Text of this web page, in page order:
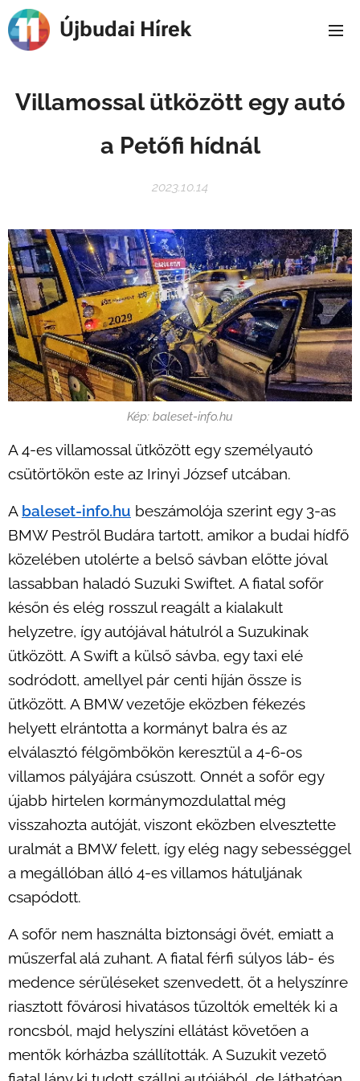
Újbudai Hírek
Villamossal ütközött egy autó
a Petőfi hídnál
2023.10.14
Kép: baleset-info.hu
A 4-es villamossal ütközött egy személyautó
csütörtökön este az Irinyi József utcában.
A baleset-info.hu beszámolója szerint egy 3-as
BMW Pestről Budára tartott, amikor a budai hídfő
közelében utolérte a belső sávban előtte jóval
lassabban haladó Suzuki Swiftet. A fiatal sofőr
későn és elég rosszul reagált a kialakult
helyzetre, így autójával hátulról a Suzukinak
ütközött. A Swift a külső sávba, egy taxi elé
sodródott, amellyel pár centi híján össze is
ütközött. A BMW vezetője eközben fékezés
helyett elrántotta a kormányt balra és az
elválasztó félgömbökön keresztül a 4-6-os
villamos pályájára csúszott. Onnét a sofőr egy
újabb hirtelen kormánymozdulattal még
visszahozta autóját, viszont eközben elvesztette
uralmát a BMW felett, így elég nagy sebességgel
a megállóban álló 4-es villamos hátuljának
csapódott.
A sofőr nem használta biztonsági övét, emiatt a
műszerfal alá zuhant. A fiatal férfi súlyos láb- és
medence sérüléseket szenvedett, őt a helyszínre
riasztott fővárosi hivatásos tűzoltók emelték ki a
roncsból, majd helyszíni ellátást követően a
mentők kórházba szállították. A Suzukit vezető